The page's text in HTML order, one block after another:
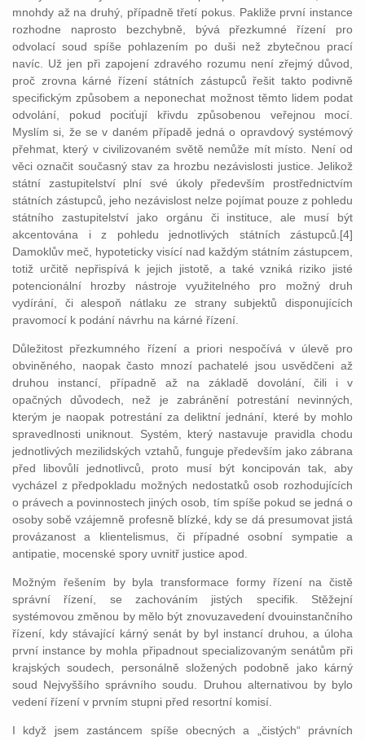
mnohdy až na druhý, případně třetí pokus. Pakliže první instance
rozhodne naprosto bezchybně, bývá přezkumné řízení pro
odvolací soud spíše pohlazením po duši než zbytečnou prací
navíc. Už jen při zapojení zdravého rozumu není zřejmý důvod,
proč zrovna kárné řízení státních zástupců řešit takto podivně
specifickým způsobem a neponechat možnost těmto lidem podat
odvolání, pokud pociťují křivdu způsobenou veřejnou mocí.
Myslím si, že se v daném případě jedná o opravdový systémový
přehmat, který v civilizovaném světě nemůže mít místo. Není od
věci označit současný stav za hrozbu nezávislosti justice. Jelikož
státní zastupitelství plní své úkoly především prostřednictvím
státních zástupců, jeho nezávislost nelze pojímat pouze z pohledu
státního zastupitelství jako orgánu či instituce, ale musí být
akcentována i z pohledu jednotlivých státních zástupců.[4]
Damoklův meč, hypoteticky visící nad každým státním zástupcem,
totiž určitě nepřispívá k jejich jistotě, a také vzniká riziko jisté
potencionální hrozby nástroje využitelného pro možný druh
vydírání, či alespoň nátlaku ze strany subjektů disponujících
pravomocí k podání návrhu na kárné řízení.
Důležitost přezkumného řízení a priori nespočívá v úlevě pro
obviněného, naopak často mnozí pachatelé jsou usvědčeni až
druhou instancí, případně až na základě dovolání, čili i v
opačných důvodech, než je zabránění potrestání nevinných,
kterým je naopak potrestání za deliktní jednání, které by mohlo
spravedlnosti uniknout. Systém, který nastavuje pravidla chodu
jednotlivých mezilidských vztahů, funguje především jako zábrana
před libovůlí jednotlivců, proto musí být koncipován tak, aby
vycházel z předpokladu možných nedostatků osob rozhodujících
o právech a povinnostech jiných osob, tím spíše pokud se jedná o
osoby sobě vzájemně profesně blízké, kdy se dá presumovat jistá
provázanost a klientelismus, či případné osobní sympatie a
antipatie, mocenské spory uvnitř justice apod.
Možným řešením by byla transformace formy řízení na čistě
správní řízení, se zachováním jistých specifik. Stěžejní
systémovou změnou by mělo být znovuzavedení dvouinstančního
řízení, kdy stávající kárný senát by byl instancí druhou, a úloha
první instance by mohla připadnout specializovaným senátům při
krajských soudech, personálně složených podobně jako kárný
soud Nejvyššího správního soudu. Druhou alternativou by bylo
vedení řízení v prvním stupni před resortní komisí.
I když jsem zastáncem spíše obecných a „čistých“ právních